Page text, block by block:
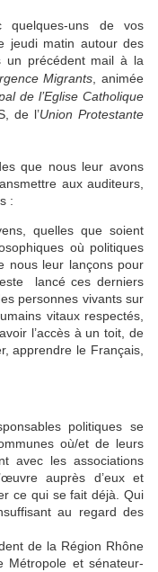
quelques-uns de vos
jeudi matin autour des
un précédent mail à la
Migrants , animée
de l’Eglise Catholique
de l’Union Protestante
que nous leur avons
aux auditeurs,
:
quelles que soient
où politiques
nous leur lançons pour
lancé ces derniers
personnes vivants sur
vitaux respectés,
l’accès à un toit, de
apprendre le Français,
politiques se
où/et de leurs
avec les associations
auprès d’eux et
ce qui se fait déjà. Qui
au regard des
de la Région Rhône
Métropole et sénateur-